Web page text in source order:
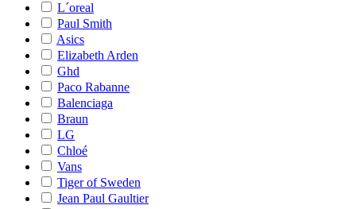
L´oreal
Paul Smith
Asics
Elizabeth Arden
Ghd
Paco Rabanne
Balenciaga
Braun
LG
Chloé
Vans
Tiger of Sweden
Jean Paul Gaultier